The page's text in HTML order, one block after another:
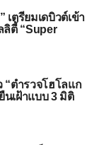
เตรียมเดบิวต์เข้า
ลิตี้ “Super
“ตำรวจโฮโลแก
นเฝ้าแบบ 3 มิติ